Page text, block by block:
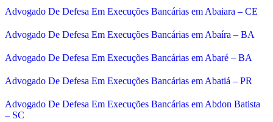
Advogado De Defesa Em Execuções Bancárias em Abaiara – CE
Advogado De Defesa Em Execuções Bancárias em Abaíra – BA
Advogado De Defesa Em Execuções Bancárias em Abaré – BA
Advogado De Defesa Em Execuções Bancárias em Abatiá – PR
Advogado De Defesa Em Execuções Bancárias em Abdon Batista
– SC